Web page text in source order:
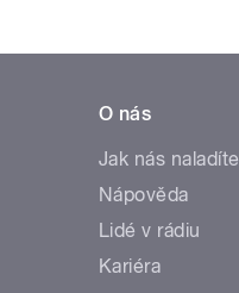
O nás
Jak nás naladíte
Nápověda
Lidé v rádiu
Kariéra